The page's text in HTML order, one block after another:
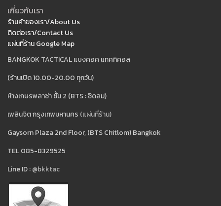
เกี่ยวกับเรา
ร้านค้าของเรา/About Us
ติดต่อเรา/Contact Us
แผ่นที่ร้าน Google Map
BANGKOK TACTICAL แบงคอค แทคทิคอล
(ร้านเปิด 10.00-20.00 ทุกวัน)
ห้างเกษรพลาซ่า ชั้น 2 (BTS : ชิดลม)
เพลินจิต กรุงเทพมหานคร (แผ่นที่ร้าน)
Gaysorn Plaza 2nd Floor, (BTS Chitlom) Bangkok
TEL 085-8329525
Line ID :@bkktac